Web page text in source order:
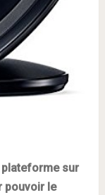
sur
pouvoir le